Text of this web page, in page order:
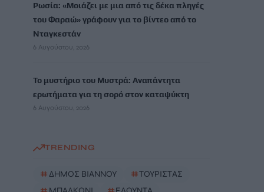
Ρωσία: «Μοιάζει με μια από τις δέκα πληγές
του Φαραώ» γράφουν για το βίντεο από το
Νταγκεστάν
6 Αυγούστου, 2026
Το μυστήριο του Μυστρά: Αναπάντητα
ερωτήματα για τη σορό στον καταψύκτη
6 Αυγούστου, 2026
TRENDING
#ΔΗΜΟΣ ΒΙΑΝΝΟΥ #ΤΟΥΡΙΣΤΑΣ